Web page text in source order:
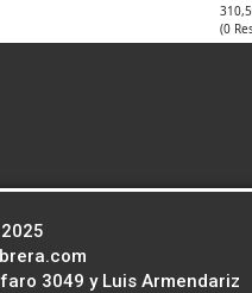
(0
3049 y Luis Armendariz